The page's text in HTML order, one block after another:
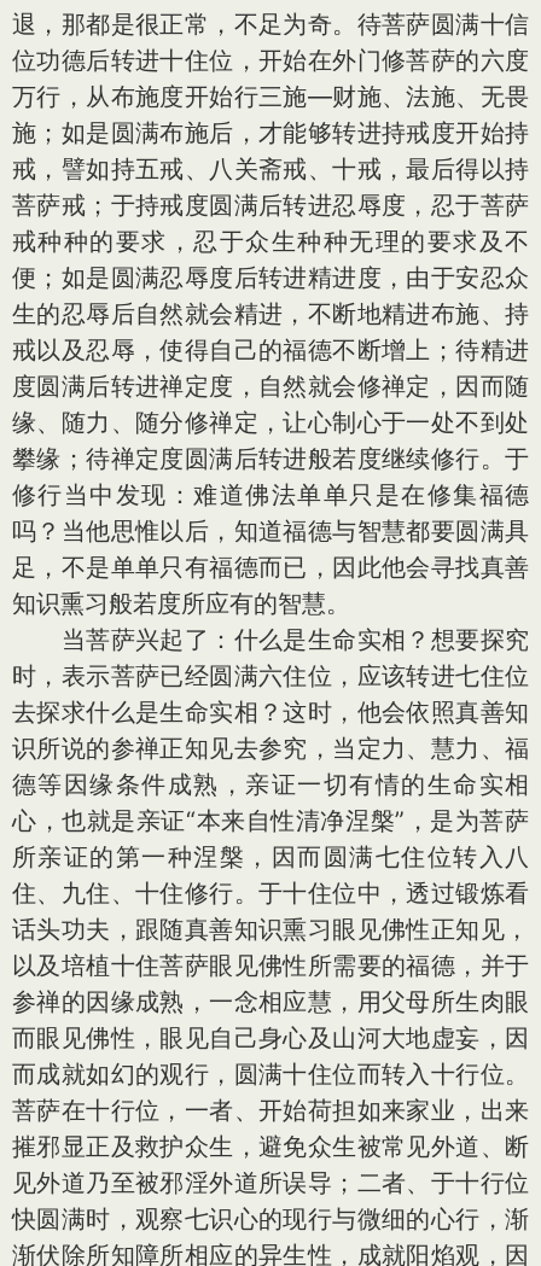
退，那都是很正常，不足为奇。待菩萨圆满十信
位功德后转进十住位，开始在外门修菩萨的六度
万行，从布施度开始行三施—财施、法施、无畏
施；如是圆满布施后，才能够转进持戒度开始持
戒，譬如持五戒、八关斋戒、十戒，最后得以持
菩萨戒；于持戒度圆满后转进忍辱度，忍于菩萨
戒种种的要求，忍于众生种种无理的要求及不
便；如是圆满忍辱度后转进精进度，由于安忍众
生的忍辱后自然就会精进，不断地精进布施、持
戒以及忍辱，使得自己的福德不断增上；待精进
度圆满后转进禅定度，自然就会修禅定，因而随
缘、随力、随分修禅定，让心制心于一处不到处
攀缘；待禅定度圆满后转进般若度继续修行。于
修行当中发现：难道佛法单单只是在修集福德
吗？当他思惟以后，知道福德与智慧都要圆满具
足，不是单单只有福德而已，因此他会寻找真善
知识熏习般若度所应有的智慧。
当菩萨兴起了：什么是生命实相？想要探究
时，表示菩萨已经圆满六住位，应该转进七住位
去探求什么是生命实相？这时，他会依照真善知
识所说的参禅正知见去参究，当定力、慧力、福
德等因缘条件成熟，亲证一切有情的生命实相
心，也就是亲证“本来自性清净涅槃”，是为菩萨
所亲证的第一种涅槃，因而圆满七住位转入八
住、九住、十住修行。于十住位中，透过锻炼看
话头功夫，跟随真善知识熏习眼见佛性正知见，
以及培植十住菩萨眼见佛性所需要的福德，并于
参禅的因缘成熟，一念相应慧，用父母所生肉眼
而眼见佛性，眼见自己身心及山河大地虚妄，因
而成就如幻的观行，圆满十住位而转入十行位。
菩萨在十行位，一者、开始荷担如来家业，出来
摧邪显正及救护众生，避免众生被常见外道、断
见外道乃至被邪淫外道所误导；二者、于十行位
快圆满时，观察七识心的现行与微细的心行，渐
渐伏除所知障所相应的异生性，成就阳焰观，因